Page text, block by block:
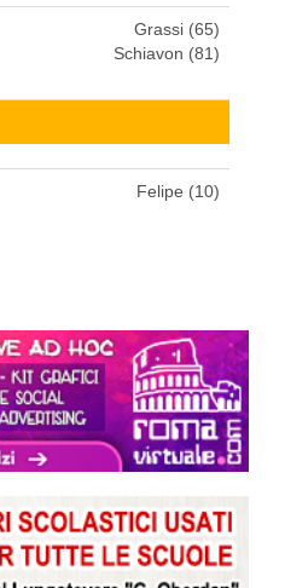
Grassi (65)
Schiavon (81)
Felipe (10)